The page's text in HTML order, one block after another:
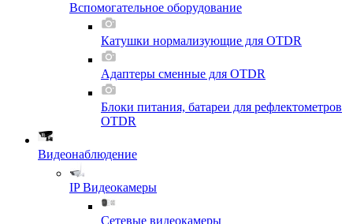
Вспомогательное оборудование
Катушки нормализующие для OTDR
Адаптеры сменные для OTDR
Блоки питания, батареи для рефлектометров
OTDR
Видеонаблюдение
IP Видеокамеры
Сетевые видеокамеры